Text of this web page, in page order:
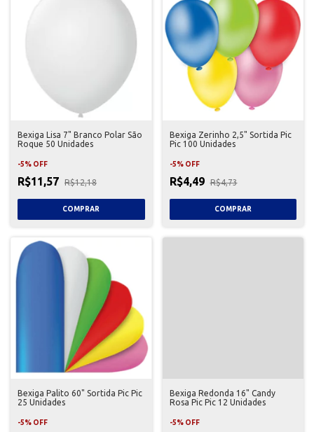
Bexiga Lisa 7" Branco Polar São
Roque 50 Unidades
-5% OFF
R$11,57 R$12,18
Bexiga Zerinho 2,5" Sortida Pic
Pic 100 Unidades
-5% OFF
R$4,49 R$4,73
Bexiga Palito 60" Sortida Pic Pic
25 Unidades
-5% OFF
Bexiga Redonda 16" Candy
Rosa Pic Pic 12 Unidades
-5% OFF